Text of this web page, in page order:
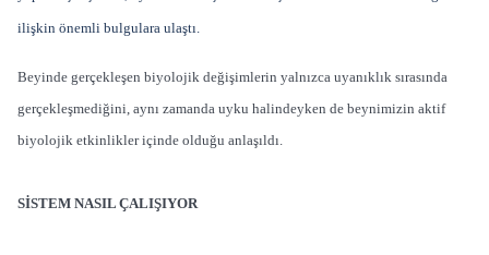
ilişkin önemli bulgulara ulaştı.
Beyinde gerçekleşen biyolojik değişimlerin yalnızca uyanıklık sırasında
gerçekleşmediğini, aynı zamanda uyku halindeyken de beynimizin aktif
biyolojik etkinlikler içinde olduğu anlaşıldı.
SİSTEM NASIL ÇALIŞIYOR